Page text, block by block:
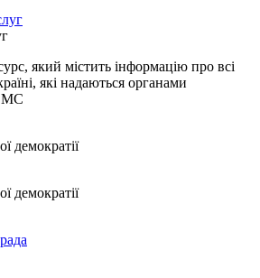
який містить інформацію про всі
які надаються органами
демократії
демократії